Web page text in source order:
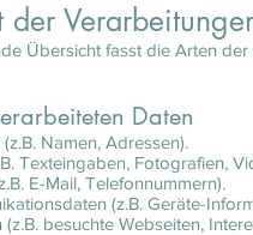
der
Übersicht fasst die Arten
Daten
Namen, Adressen).
Texteingaben, Fotografien,
E-Mail, Telefonnummern).
(z.B. Geräte-
besuchte Webseiten,